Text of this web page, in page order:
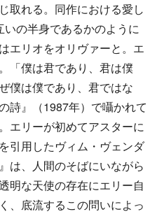
取れる。同作における愛し
の半身であるかのように
エリオをオリヴァーと。エ
「僕は君であり、君は僕
僕は僕であり、君ではな
詩』（1987年）で囁かれて
エリーが初めてアスターに
引用したヴィム・ヴェンダ
は、人間のそばにいながら
明な天使の存在にエリー自
、底流するこの問いによっ